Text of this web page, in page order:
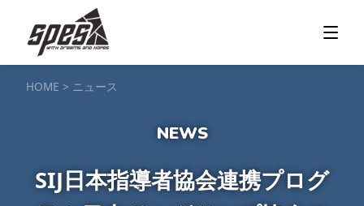
那須矢の目ダム湖
ツアー＆料金プラン
フォト＆ムービー
塩原渓谷 カヌー / 遊覧サップ
スノーボードスクール
一般レッスン／キッズ＆ジュニアレッスン
プライベートレッスン
HOME > ニュース
SIJ日本指導者協会連携プログ